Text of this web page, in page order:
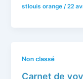
stlouis orange/22
Non classé
Carnet de